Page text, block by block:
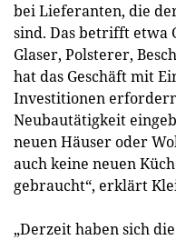
bei Lieferanten, die
sind. Das betrifft etwa
Glaser, Polsterer,
hat das Geschäft mit
Investitionen
Neubautätigkeit
neuen Häuser oder
auch keine neuen
gebraucht“, erklärt
„Derzeit haben sich